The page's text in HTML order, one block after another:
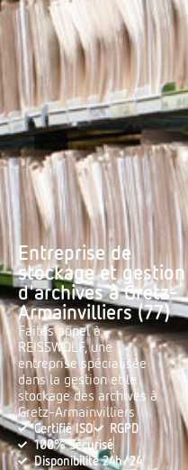
Entreprise de
stockage et gestion
d'archives à Gretz-
Armainvilliers (77)
Faites appel à
REISSWOLF, une
entreprise spécialisée
dans la gestion et le
stockage des archives à
Gretz-Armainvilliers
Certifié ISO
RGPD
100% Sécurisé
Disponibilité 24h/24